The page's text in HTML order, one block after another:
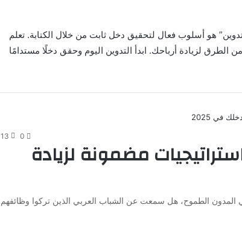
هو أسلوب فعال لتحقيق دخل ثابت من خلال الكتابة. تعلم
الطرق لزيادة أرباحك. ابدأ التدوين اليوم وحقق دخلًا مستدامًا
0
13
الربح من التدوين: 7 استراتيجيات مضمونة لزيادة
هو بوابتك للثراء في 2025؟ صديقي المدون الطموح، هل سمعت عن الشباب العربي الذين تركوا وظائفهم